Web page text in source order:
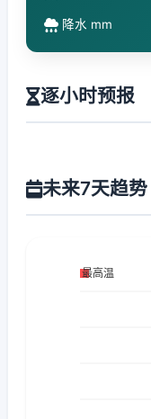
降水 mm
逐小时预报
未来7天趋势